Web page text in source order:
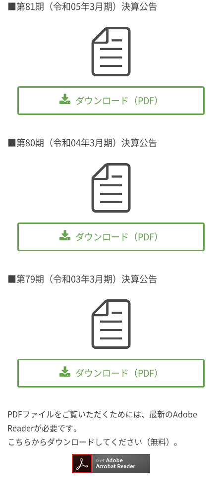
■第81期（令和05年3月期）決算公告
ダウンロード（PDF）
■第80期（令和04年3月期）決算公告
ダウンロード（PDF）
■第79期（令和03年3月期）決算公告
ダウンロード（PDF）
PDFファイルをご覧いただくためには、最新のAdobe
Readerが必要です。
こちらからダウンロードしてください（無料）。